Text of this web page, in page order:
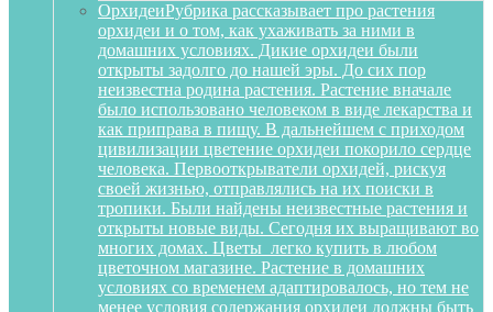
ОрхидеиРубрика рассказывает про растения
орхидеи и о том, как ухаживать за ними в
домашних условиях. Дикие орхидеи были
открыты задолго до нашей эры. До сих пор
неизвестна родина растения. Растение вначале
было использовано человеком в виде лекарства и
как приправа в пищу. В дальнейшем с приходом
цивилизации цветение орхидеи покорило сердце
человека. Первооткрыватели орхидей, рискуя
своей жизнью, отправлялись на их поиски в
тропики. Были найдены неизвестные растения и
открыты новые виды. Сегодня их выращивают во
многих домах. Цветы легко купить в любом
цветочном магазине. Растение в домашних
условиях со временем адаптировалось, но тем не
менее условия содержания орхидеи должны быть